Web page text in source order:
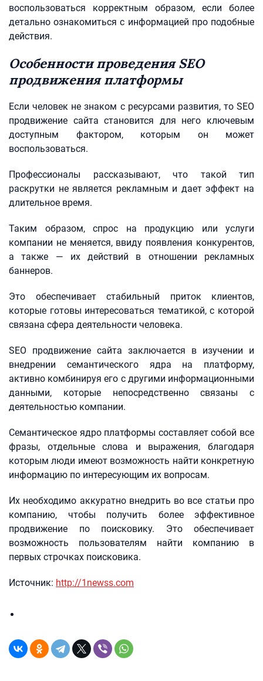
воспользоваться корректным образом, если более
детально ознакомиться с информацией про подобные
действия.
Особенности проведения SEO
продвижения платформы
Если человек не знаком с ресурсами развития, то SEO
продвижение сайта становится для него ключевым
доступным фактором, которым он может
воспользоваться.
Профессионалы рассказывают, что такой тип
раскрутки не является рекламным и дает эффект на
длительное время.
Таким образом, спрос на продукцию или услуги
компании не меняется, ввиду появления конкурентов,
а также — их действий в отношении рекламных
баннеров.
Это обеспечивает стабильный приток клиентов,
которые готовы интересоваться тематикой, с которой
связана сфера деятельности человека.
SEO продвижение сайта заключается в изучении и
внедрении семантического ядра на платформу,
активно комбинируя его с другими информационными
данными, которые непосредственно связаны с
деятельностью компании.
Семантическое ядро платформы составляет собой все
фразы, отдельные слова и выражения, благодаря
которым люди имеют возможность найти конкретную
информацию по интересующим их вопросам.
Их необходимо аккуратно внедрить во все статьи про
компанию, чтобы получить более эффективное
продвижение по поисковику. Это обеспечивает
возможность пользователям найти компанию в
первых строчках поисковика.
Источник: http://1newss.com